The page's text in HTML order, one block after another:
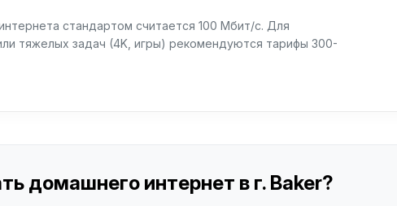
стандартом считается 100 Мбит/с. Для
тяжелых задач (4K, игры) рекомендуются тарифы 300-
домашнего интернет в г. Baker?